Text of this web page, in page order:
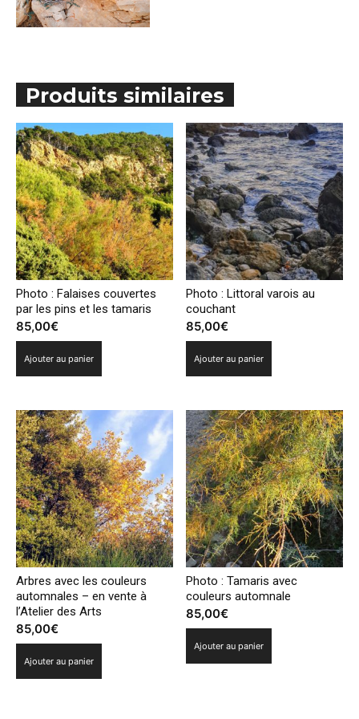
Produits similaires
Photo : Falaises couvertes
par les pins et les tamaris
85,00€
Ajouter au panier
Photo : Littoral varois au
couchant
85,00€
Ajouter au panier
Arbres avec les couleurs
automnales – en vente à
l’Atelier des Arts
85,00€
Ajouter au panier
Photo : Tamaris avec
couleurs automnale
85,00€
Ajouter au panier